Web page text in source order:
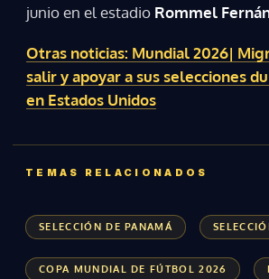
junio en el estadio Rommel
Otras noticias: Mundial 2026|
salir y apoyar a sus selecciones
en Estados Unidos
TEMAS RELACIONADOS
SELECCIÓN DE PANAMÁ
COPA MUNDIAL DE FÚTBOL 2026